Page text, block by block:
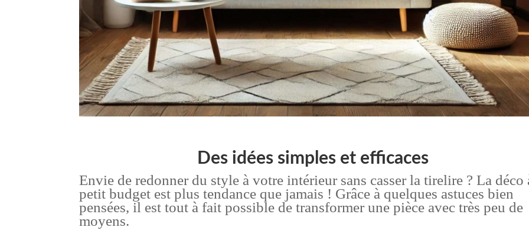
Des idées simples et efficaces
Envie de redonner du style à votre intérieur sans casser la tirelire ? La déco
petit budget est plus tendance que jamais ! Grâce à quelques astuces bien
pensées, il est tout à fait possible de transformer une pièce avec très peu de
moyens.